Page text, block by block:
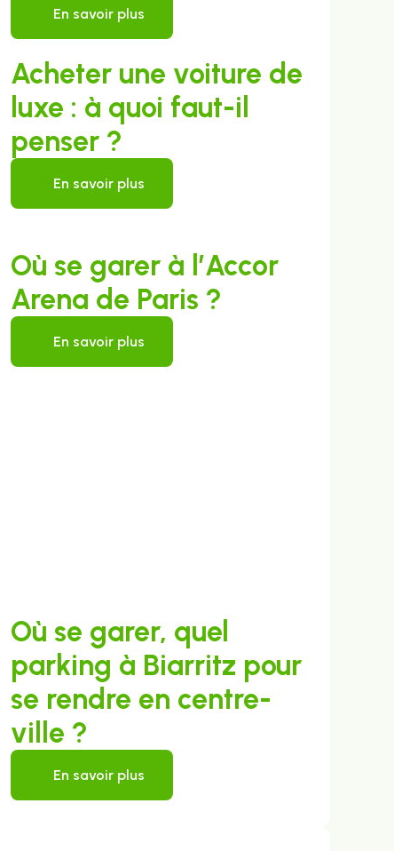
En savoir plus
Acheter une voiture de
luxe : à quoi faut-il
penser ?
En savoir plus
Où se garer à l’Accor
Arena de Paris ?
En savoir plus
Où se garer, quel
parking à Biarritz pour
se rendre en centre-
ville ?
En savoir plus